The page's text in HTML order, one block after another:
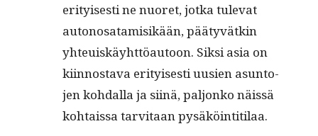
eri­tyis­es­ti ne nuoret, jot­ka tule­vat
autonosa­tamisikään, pää­tyvätkin
yhteuiskäy­ht­töau­toon. Sik­si asia on
kiin­nos­ta­va eri­tyis­es­ti uusien asun­to­
jen kohdal­la ja siinä, paljonko näis­sä
kohtais­sa tarvi­taan pysäköintitilaa.